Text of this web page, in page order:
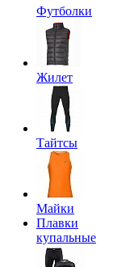
Футболки
Жилет
Тайтсы
Майки
Плавки
купальные